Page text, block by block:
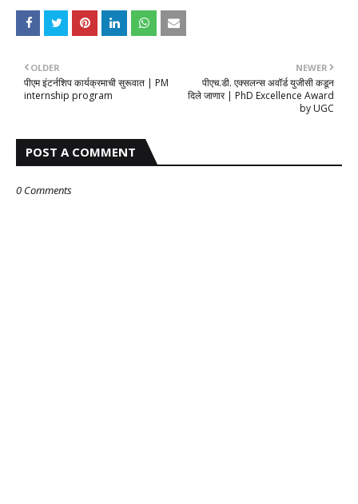
NEWER
पीएच.डी. एक्सलन्स अवॉर्ड युजीसी कडून
दिले जाणार | PhD Excellence Award
by UGC
OLDER
पीएम इंटर्नशिप कार्यक्रमाची सुरूवात | PM
internship program
POST A COMMENT
0 Comments